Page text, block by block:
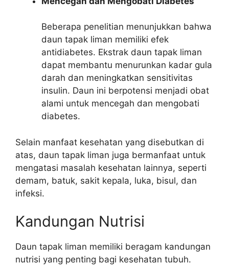
Beberapa penelitian menunjukkan bahwa
daun tapak liman memiliki efek
antidiabetes. Ekstrak daun tapak liman
dapat membantu menurunkan kadar gula
darah dan meningkatkan sensitivitas
insulin. Daun ini berpotensi menjadi obat
alami untuk mencegah dan mengobati
diabetes.
Selain manfaat kesehatan yang disebutkan di
atas, daun tapak liman juga bermanfaat untuk
mengatasi masalah kesehatan lainnya, seperti
demam, batuk, sakit kepala, luka, bisul, dan
infeksi.
Kandungan Nutrisi
Daun tapak liman memiliki beragam kandungan
nutrisi yang penting bagi kesehatan tubuh.